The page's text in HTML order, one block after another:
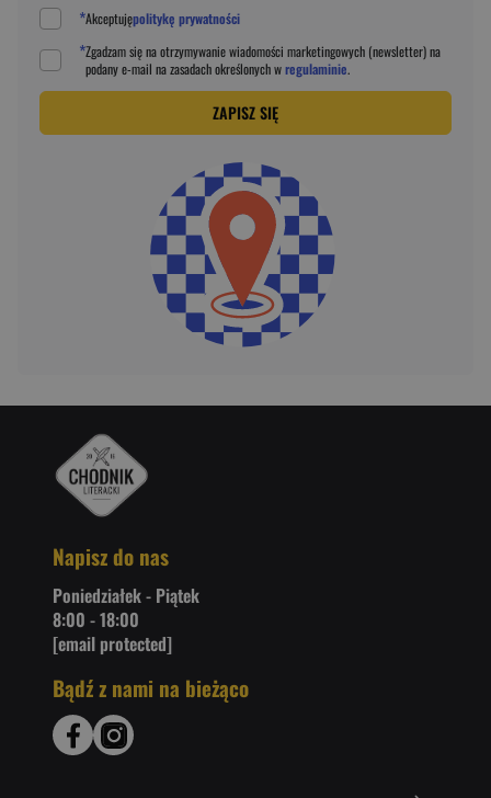
*Akceptujępolitykę prywatności
*Zgadzam się na otrzymywanie wiadomości marketingowych (newsletter) na
podanye-mail na zasadach określonych wregulaminie.
ZAPISZ SIĘ
Napisz do nas
Poniedziałek - Piątek
8:00 - 18:00
[email protected]
Bądź z nami na bieżąco